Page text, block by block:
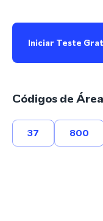
Iniciar Teste
Códigos de
37 800